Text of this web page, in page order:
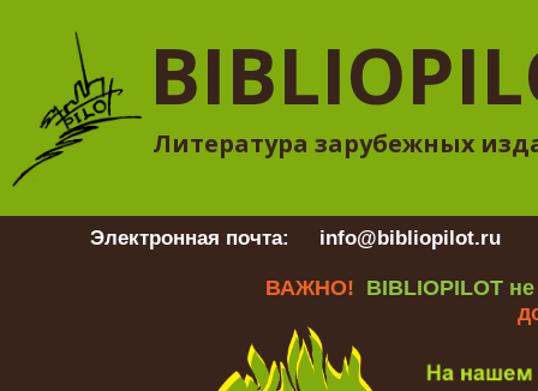
Литература зарубежных
Электронная почта: info@bibliopilot.ru
ВАЖНО! BIBLIOPILOT